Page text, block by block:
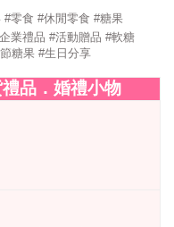
#零食 #休閒零食 #糖果
業禮品 #活動贈品 #軟糖
糖果#生日分享
品．婚禮小物